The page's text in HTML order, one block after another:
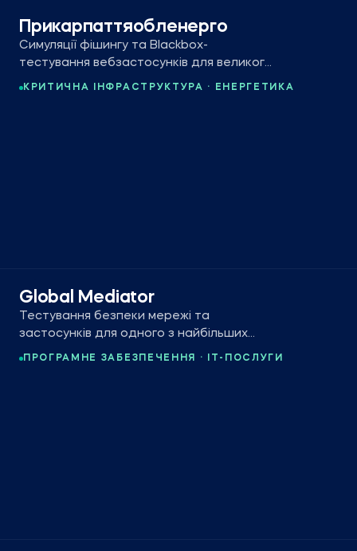
Прикарпаттяобленерго
Симуляції фішингу та Blackbox-
тестування вебзастосунків для великого
українського дистриб’ютора
КРИТИЧНА ІНФРАСТРУКТУРА · ЕНЕРГЕТИКА
Global Mediator
Тестування безпеки мережі та
застосунків для одного з найбільших
центрів розробки на технологіях
ПРОГРАМНЕ ЗАБЕЗПЕЧЕННЯ · ІТ-ПОСЛУГИ